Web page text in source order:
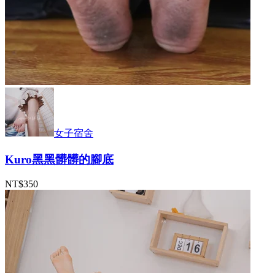
女子宿舍
Kuro黑黑髒髒的腳底
NT$350